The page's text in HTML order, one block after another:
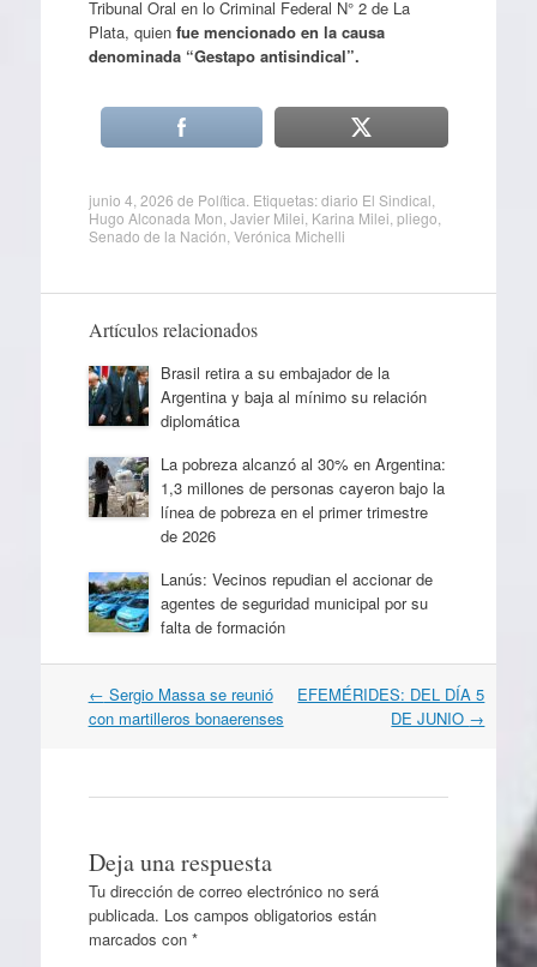
Tribunal Oral en lo Criminal Federal N° 2 de La
Plata, quienfue mencionado en la causa
denominada “Gestapo antisindical”.
junio 4, 2026 de Política . Etiquetas:diario El Sindical
Hugo Alconada Mon Javier Milei Karina Milei pliego
Senado de la Nación Verónica Michelli
Artículos relacionados
Brasil retira a su embajador de la
Argentina y baja al mínimo su relación
diplomática
La pobreza alcanzó al 30% en Argentina:
1,3 millones de personas cayeron bajo la
línea de pobreza en el primer trimestre
de 2026
Lanús: Vecinos repudian el accionar de
agentes de seguridad municipal por su
falta de formación
Navegación
por
← Sergio Massa se reunió
con martilleros bonaerenses
EFEMÉRIDES: DEL DÍA 5
DE JUNIO →
Deja una respuesta
Tu dirección de correo electrónico no será
publicada. Los campos obligatorios están
marcados con *